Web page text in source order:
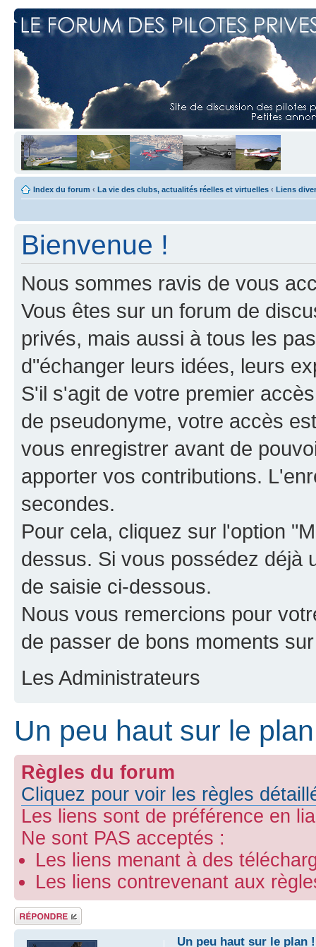
Index du forum ‹ La vie des clubs, actualités réelles et virtuelles ‹ Liens
Bienvenue !
Nous sommes ravis de vous
Vous êtes sur un forum de
privés, mais aussi à tous les
d"échanger leurs idées, leurs
S'il s'agit de votre premier
de pseudonyme, votre accès
vous enregistrer avant de
apporter vos contributions.
secondes.
Pour cela, cliquez sur l'option
dessus. Si vous possédez déjà
de saisie ci-dessous.
Nous vous remercions pour
de passer de bons moments
Les Administrateurs
Un peu haut sur le
Règles du forum
Cliquez pour voir les règles
Les liens sont de préférence en
Ne sont PAS acceptés :
Les liens menant à des
Les liens contrevenant aux
Répondre
Un peu haut sur le plan !